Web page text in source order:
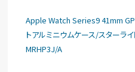
Apple Watch Series9 41mm
トアルミニウムケース/スターラ
MRHP3J/A